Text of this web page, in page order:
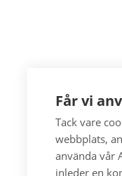
Får vi
Tack vare
webbplats,
använda vår
inleder en